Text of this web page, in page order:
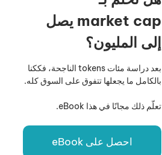
market cap يصل
إلى المليون؟
بعد دراسة مئات tokens الناجحة، فككنا
بالكامل ما يجعلها تتفوق على السوق كله.
تعلّم ذلك مجانًا في هذا eBook.
احصل على eBook